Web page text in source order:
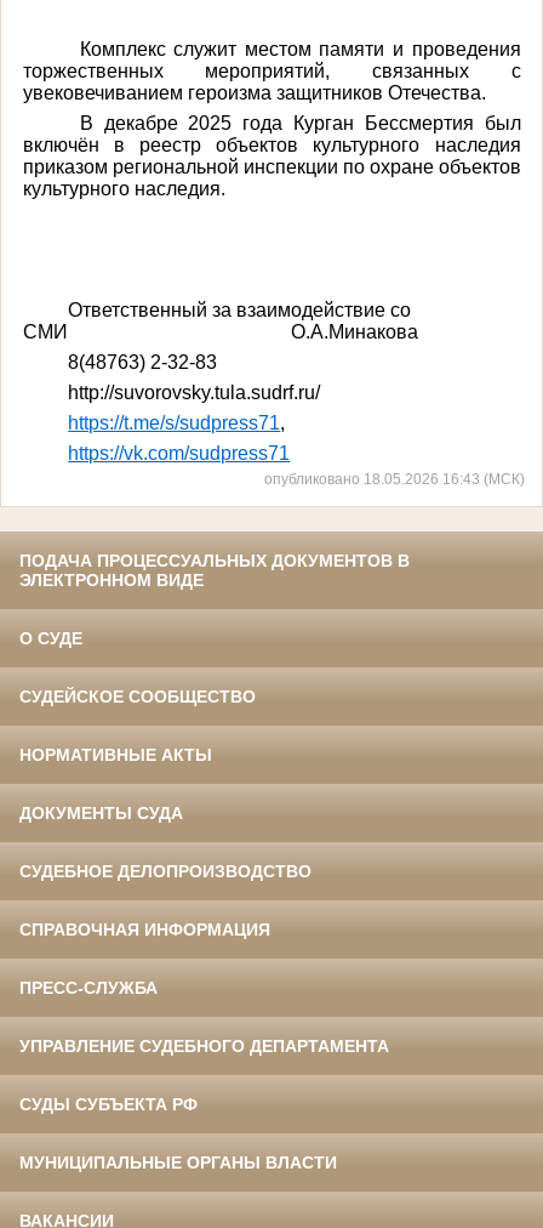
Комплекс служит местом памяти и проведения
торжественных мероприятий, связанных с
увековечиванием героизма защитников Отечества.
В декабре 2025 года Курган Бессмертия был
включён в реестр объектов культурного наследия
приказом региональной инспекции по охране объектов
культурного наследия.
Ответственный за взаимодействие со
СМИ
О.А.Минакова
8(48763) 2-32-83
http://suvorovsky.tula.sudrf.ru/
https://t.me/s/sudpress71,
https://vk.com/sudpress71
опубликовано 18.05.2026 16:43 (МСК)
ПОДАЧА ПРОЦЕССУАЛЬНЫХ ДОКУМЕНТОВ В
ЭЛЕКТРОННОМ ВИДЕ
О СУДЕ
СУДЕЙСКОЕ СООБЩЕСТВО
НОРМАТИВНЫЕ АКТЫ
ДОКУМЕНТЫ СУДА
СУДЕБНОЕ ДЕЛОПРОИЗВОДСТВО
СПРАВОЧНАЯ ИНФОРМАЦИЯ
ПРЕСС-СЛУЖБА
УПРАВЛЕНИЕ СУДЕБНОГО ДЕПАРТАМЕНТА
СУДЫ СУБЪЕКТА РФ
МУНИЦИПАЛЬНЫЕ ОРГАНЫ ВЛАСТИ
ВАКАНСИИ